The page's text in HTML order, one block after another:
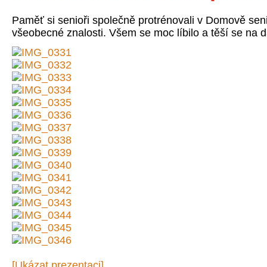
Paměť si senioři společně protrénovali v Domově
všeobecné znalosti. Všem se moc líbilo a těší se na